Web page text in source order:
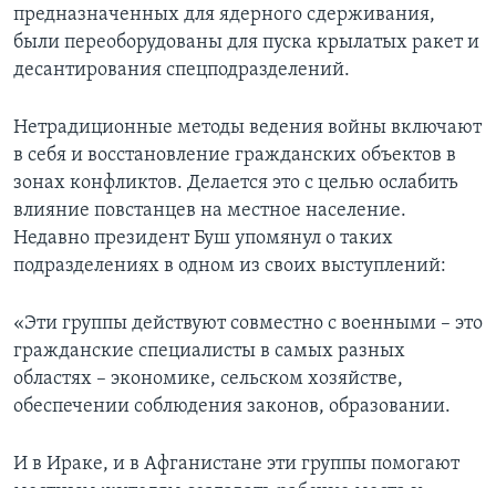
предназначенных для ядерного сдерживания,
были переоборудованы для пуска крылатых ракет и
десантирования спецподразделений.
Нетрадиционные методы ведения войны включают
в себя и восстановление гражданских объектов в
зонах конфликтов. Делается это с целью ослабить
влияние повстанцев на местное население.
Недавно президент Буш упомянул о таких
подразделениях в одном из своих выступлений:
«Эти группы действуют совместно с военными – это
гражданские специалисты в самых разных
областях – экономике, сельском хозяйстве,
обеспечении соблюдения законов, образовании.
И в Ираке, и в Афганистане эти группы помогают